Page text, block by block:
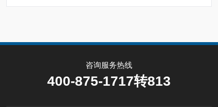
咨询服务热线
400-875-1717转813